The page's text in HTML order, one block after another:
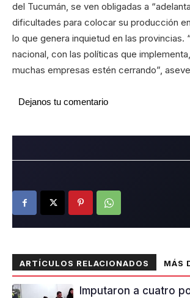
del Tucumán, se ven obligadas a
dificultades para colocar su producción
lo que genera inquietud en las provincias.
nacional, con las políticas que
muchas empresas estén cerrando”,
Dejanos tu comentario
ARTÍCULOS RELACIONADOS MÁS
Imputaron a cuatro